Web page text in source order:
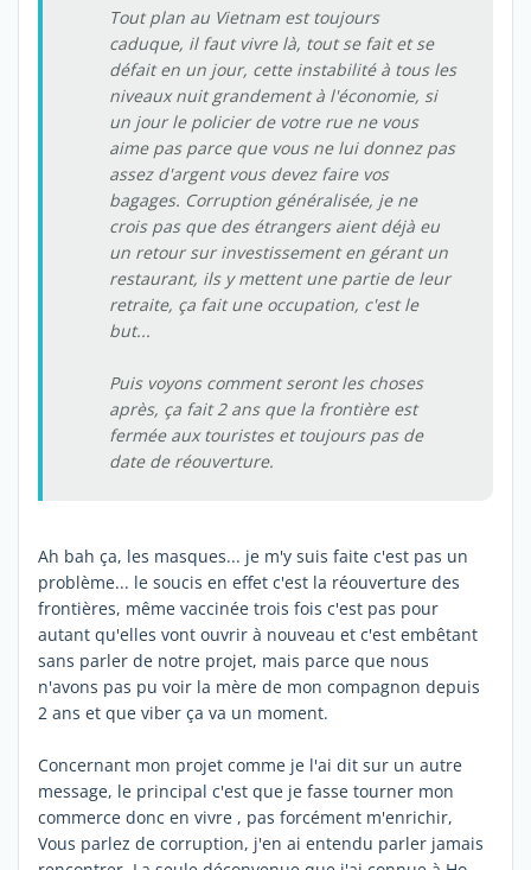
Tout plan au Vietnam est toujours
caduque, il faut vivre là, tout se fait et se
défait en un jour, cette instabilité à tous les
niveaux nuit grandement à l'économie, si
un jour le policier de votre rue ne vous
aime pas parce que vous ne lui donnez pas
assez d'argent vous devez faire vos
bagages. Corruption généralisée, je ne
crois pas que des étrangers aient déjà eu
un retour sur investissement en gérant un
restaurant, ils y mettent une partie de leur
retraite, ça fait une occupation, c'est le
but...
Puis voyons comment seront les choses
après, ça fait 2 ans que la frontière est
fermée aux touristes et toujours pas de
date de réouverture.
Ah bah ça, les masques... je m'y suis faite c'est pas un
problème... le soucis en effet c'est la réouverture des
frontières, même vaccinée trois fois c'est pas pour
autant qu'elles vont ouvrir à nouveau et c'est embêtant
sans parler de notre projet, mais parce que nous
n'avons pas pu voir la mère de mon compagnon depuis
2 ans et que viber ça va un moment.
Concernant mon projet comme je l'ai dit sur un autre
message, le principal c'est que je fasse tourner mon
commerce donc en vivre , pas forcément m'enrichir,
Vous parlez de corruption, j'en ai entendu parler jamais